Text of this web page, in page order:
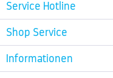
Service Hotline
Shop Service
Informationen